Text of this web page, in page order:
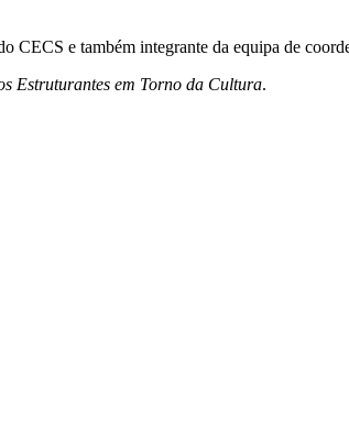
CECS e também integrante da equipa de
Estruturantes em Torno da Cultura.